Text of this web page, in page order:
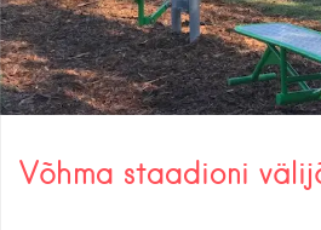
Võhma staadioni